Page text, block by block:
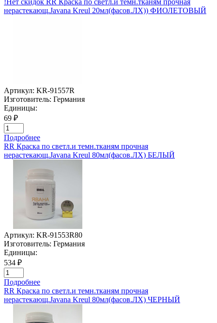
нерастекающ.Javana Kreul 20мл(фасов.ЛХ)) ФИОЛЕТОВЫЙ
Артикул: KR-91557R
Изготовитель: Германия
Единицы:
69 ₽
Подробнее
RR Краска по светл.и темн.тканям прочная
нерастекающ.Javana Kreul 80мл(фасов.ЛХ) БЕЛЫЙ
Артикул: KR-91553R80
Изготовитель: Германия
Единицы:
534 ₽
Подробнее
RR Краска по светл.и темн.тканям прочная
нерастекающ.Javana Kreul 80мл(фасов.ЛХ) ЧЕРНЫЙ